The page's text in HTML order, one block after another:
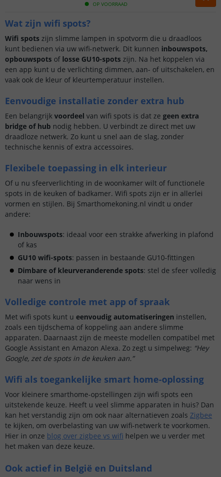
OP VOORRAAD
Wat zijn wifi spots?
Wifi spots zijn slimme lampen in spotvorm die u draadloos
kunt bedienen via uw wifi-netwerk. Dit kunnen inbouwspots,
opbouwspots of losse GU10-spots zijn. Na het koppelen via
een app kunt u de verlichting dimmen, aan- of uitschakelen, en
vaak ook de kleur of kleurtemperatuur instellen.
Eenvoudige installatie zonder extra hub
Een belangrijk voordeel van wifi spots is dat ze geen extra
bridge of hub nodig hebben. U verbindt ze direct met uw
draadloze netwerk. Zo kunt u snel aan de slag, zonder
technische kennis of extra accessoires.
Flexibele toepassing in elk interieur
Of u nu sfeerverlichting in de woonkamer wilt of functionele
spots in de keuken of badkamer. Wifi spots zijn er in allerlei
vormen en stijlen. Bij Smarthomekoning.nl vindt u onder
andere:
Inbouwspots: ideaal voor een strakke afwerking in plafond
of kas
GU10 wifi-spots: passen in bestaande GU10-fittingen
Dimbare of kleurveranderende spots: stel de sfeer volledig
naar wens in
Volledige controle met app of spraak
Met wifi spots kunt u eenvoudig automatiseringen instellen,
zoals een tijdschema of koppeling aan andere slimme
apparaten. Daarnaast zijn de meeste modellen compatibel met
Google Assistant en Amazon Alexa. Zo zegt u simpelweg: “Hey
Google, zet de spots in de keuken aan.”
Wifi als toegankelijke smart home-oplossing
Voor kleinere smarthome-opstellingen zijn wifi spots een
uitstekende keuze. Heeft u veel slimme apparaten in huis? Dan
kan het verstandig zijn om ook naar alternatieven zoals Zigbee
te kijken, om overbelasting van uw wifi-netwerk te voorkomen.
Hier in onze blog over zigbee vs wifi helpen we u verder met
het maken van deze keuze.
Ook actief in België en Duitsland